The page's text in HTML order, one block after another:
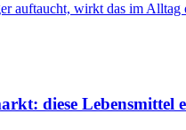
auftaucht, wirkt das im
diese Lebensmittel